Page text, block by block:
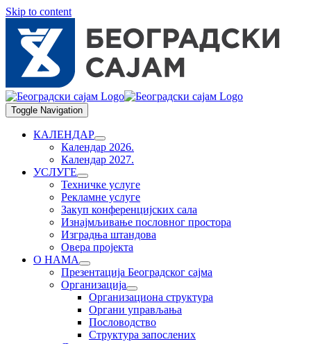
Skip to content
Toggle Navigation
КАЛЕНДАР
Календар 2026.
Календар 2027.
УСЛУГЕ
Техничке услуге
Рекламне услуге
Закуп конференцијских сала
Изнајмљивање пословног простора
Изградња штандова
Овера пројекта
О НАМА
Презентација Београдског сајма
Организација
Организациона структура
Органи управљања
Пословодство
Структура запослених